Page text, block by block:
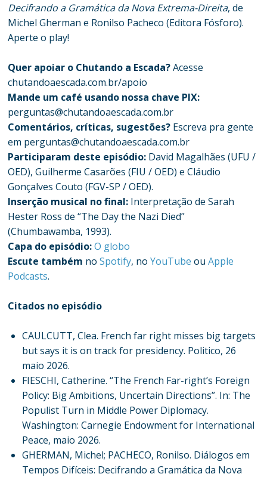
Decifrando a Gramática da Nova Extrema-Direita, de
Michel Gherman e Ronilso Pacheco (Editora Fósforo).
Aperte o play!
Quer apoiar o Chutando a Escada?Acesse
chutandoaescada.com.br/apoio
Mande um café usando nossa chave PIX:
perguntas@chutandoaescada.com.br
Comentários, críticas, sugestões? Escreva pra gente
em perguntas@chutandoaescada.com.br
Participaram deste episódio: David Magalhães (UFU /
OED), Guilherme Casarões (FIU / OED) e Cláudio
Gonçalves Couto (FGV-SP / OED).
Inserção musical no final: Interpretação de Sarah
Hester Ross de “The Day the Nazi Died”
(Chumbawamba, 1993).
Capa do episódio: O globo
Escute também noSpotify, noYouTube ouApple
Podcasts.
Citados no episódio
CAULCUTT, Clea. French far right misses big targets
but says it is on track for presidency. Politico, 26
maio 2026.
FIESCHI, Catherine. “The French Far-right’s Foreign
Policy: Big Ambitions, Uncertain Directions”. In: The
Populist Turn in Middle Power Diplomacy.
Washington: Carnegie Endowment for International
Peace, maio 2026.
GHERMAN, Michel; PACHECO, Ronilso. Diálogos em
Tempos Difíceis: Decifrando a Gramática da Nova